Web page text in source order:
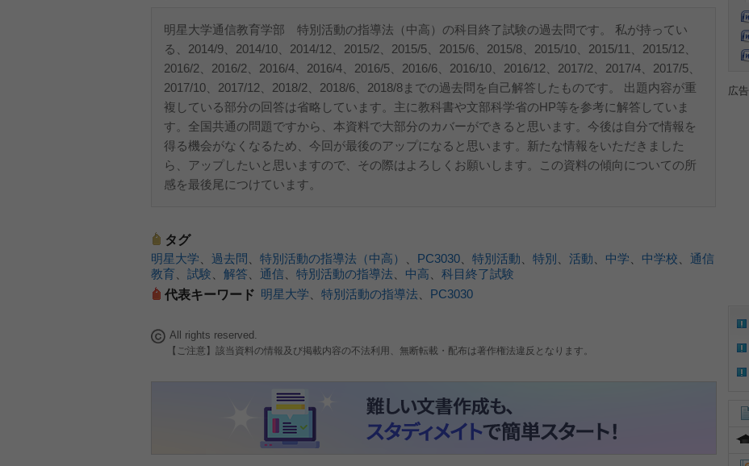
明星大学通信教育学部 特別活動の指導法（中高）の科目終了試験の過去問です。 私が持ってい
る、2014/9、2014/10、2014/12、2015/2、2015/5、2015/6、2015/8、2015/10、2015/11、2015/12、
2016/2、2016/2、2016/4、2016/4、2016/5、2016/6、2016/10、2016/12、2017/2、2017/4、2017/5、
2017/10、2017/12、2018/2、2018/6、2018/8までの過去問を自己解答したものです。 出題内容が重
複している部分の回答は省略しています。主に教科書や文部科学省のHP等を参考に解答していま
す。全国共通の問題ですから、本資料で大部分のカバーができると思います。今後は自分で情報を
得る機会がなくなるため、今回が最後のアップになると思います。新たな情報をいただきました
ら、アップしたいと思いますので、その際はよろしくお願いします。この資料の傾向についての所
感を最後尾につけています。
タグ
明星大学
過去問 特別活動の指導法（中高） PC3030 特別活動 特別 活動 中学 中学校
通信
教育
試験 解答 通信 特別活動の指導法 中高
科目終了試験
代表キーワード 明星大学 特別活動の指導法 PC3030
All rights reserved.
【ご注意】該当資料の情報及び掲載内容の不法利用、無断転載・配布は著作権法違反となります。
広告